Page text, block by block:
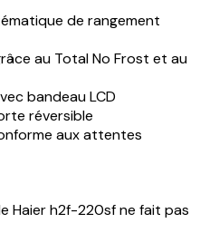
de rangement
au Total No Frost et au
bandeau LCD
réversible
aux attentes
Haier h2f-220sf ne fait pas